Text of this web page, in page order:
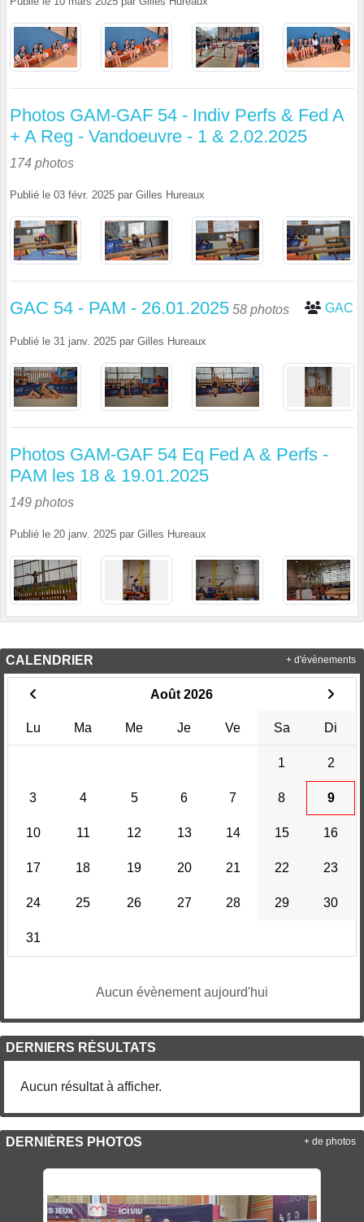
Photos GAM-GAF 54 - Indiv Perfs & Fed A
+ A Reg - Vandoeuvre - 1 & 2.02.2025
174 photos
Publié le 03 févr. 2025 par Gilles Hureaux
GAC 54 - PAM - 26.01.2025 58 photos GAC
Publié le 31 janv. 2025 par Gilles Hureaux
Photos GAM-GAF 54 Eq Fed A & Perfs -
PAM les 18 & 19.01.2025
149 photos
Publié le 20 janv. 2025 par Gilles Hureaux
CALENDRIER
Août 2026
Lu Ma Me Je Ve Sa Di
1 2
3 4 5 6 7 8 9
10 11 12 13 14 15 16
17 18 19 20 21 22 23
24 25 26 27 28 29 30
31
Aucun évènement aujourd'hui
+ d'évènements
DERNIERS RÉSULTATS
Aucun résultat à afficher.
DERNIÈRES PHOTOS + de photos